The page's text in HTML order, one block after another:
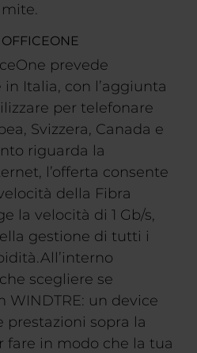
prevede
Italia, con l’aggiunta
per telefonare
Svizzera, Canada e
riguarda la
l’offerta consente
della Fibra
la velocità di 1 Gb/s,
gestione di tutti i
scegliere se
un device
prestazioni sopra la
fare in modo che la tua